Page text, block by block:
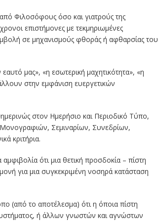
Φιλοσόφους όσο και γιατρούς της
επιστήμονες με τεκμηριωμένες
σε μηχανισμούς φθοράς ή αφθαρσίας του
μας», «η εσωτερική μαχητικότητα», «η
στην εμφάνιση ευεργετικών
στον Ημερήσιο και Περιοδικό Τύπο,
Μονογραφιών, Σεμιναρίων, Συνεδρίων,
κριτήρια.
ότι μια θετική προσδοκία – πίστη
για μια συγκεκριμένη νοσηρά κατάσταση
(από το αποτέλεσμα) ότι η όποια πίστη
ή άλλων γνωστών και αγνώστων